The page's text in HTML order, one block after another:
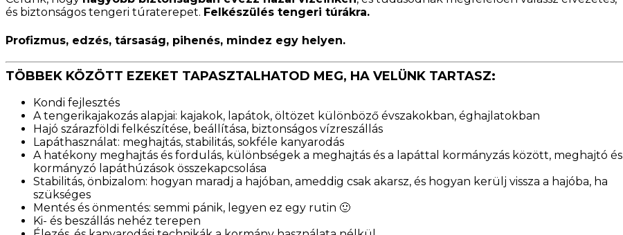
és biztonságos tengeri túraterepet. Felkészülés tengeri túrákra.
Profizmus, edzés, társaság, pihenés, mindez egy helyen.
TÖBBEK KÖZÖTT EZEKET TAPASZTALHATOD MEG, HA VELÜNK TARTASZ:
Kondi fejlesztés
A tengerikajakozás alapjai: kajakok, lapátok, öltözet különböző évszakokban, éghajlatokban
Hajó szárazföldi felkészítése, beállítása, biztonságos vízreszállás
Lapáthasználat: meghajtás, stabilitás, sokféle kanyarodás
A hatékony meghajtás és fordulás, különbségek a meghajtás és a lapáttal kormányzás között, meghajtó és
kormányzó lapáthúzások összekapcsolása
Stabilitás, önbizalom: hogyan maradj a hajóban, ameddig csak akarsz, és hogyan kerülj vissza a hajóba, ha
szükséges
Mentés és önmentés: semmi pánik, legyen ez egy rutin 🙂
Ki- és beszállás nehéz terepen